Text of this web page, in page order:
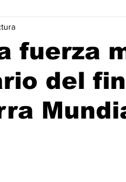
fuerza
del